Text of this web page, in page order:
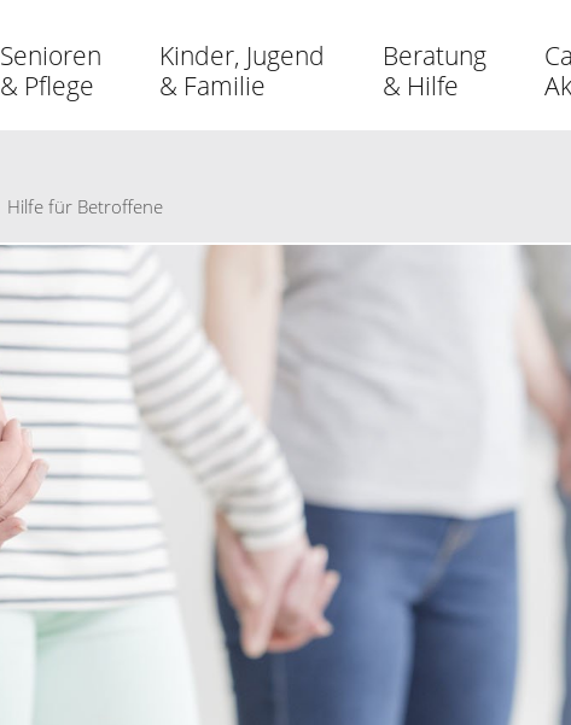
Senioren
& Pflege
Kinder, Jugend
& Familie
Beratung
& Hilfe
Hilfe für Betroffene